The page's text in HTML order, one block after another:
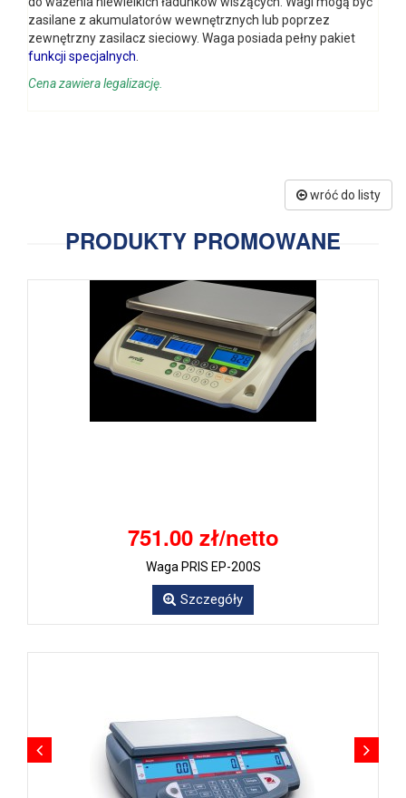
zasilane z akumulatorów wewnętrznych lub poprzez
zewnętrzny zasilacz sieciowy. Waga posiada pełny pakiet
funkcji specjalnych
Cena zawiera legalizację.
wróć do listy
PRODUKTY PROMOWANE
751.00 zł/netto
Waga PRIS EP-200S
Szczegóły